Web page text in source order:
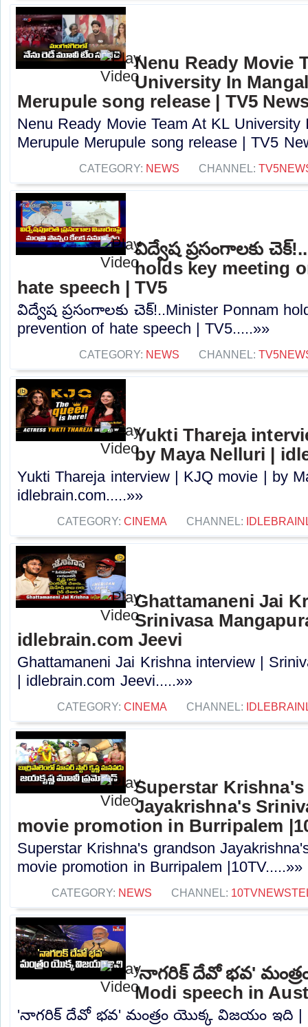
Nenu Ready Movie
University In
Merupule song release | TV5
Nenu Ready Movie Team At KL University
Merupule Merupule song release | TV5
CATEGORY: NEWS CHANNEL:
విద్వేష ప్రసంగాలకు
holds key meeting
hate speech | TV5
విద్వేష ప్రసంగాలకు చెక్!..Minister Ponnam
prevention of hate speech | TV5.....»»
CATEGORY: NEWS CHANNEL:
Yukti Thareja
by Maya Nelluri |
Yukti Thareja interview | KJQ movie | by
idlebrain.com.....»»
CATEGORY: CINEMA CHANNEL:
Ghattamaneni Jai
Srinivasa
idlebrain.com Jeevi
Ghattamaneni Jai Krishna interview |
| idlebrain.com Jeevi.....»»
CATEGORY: CINEMA CHANNEL:
Superstar
Jayakrishna's
movie promotion in Burripalem
Superstar Krishna's grandson
movie promotion in Burripalem |10TV.....»»
CATEGORY: NEWS CHANNEL:
'నాగరిక్ దేవో భవ'
Modi speech in
'నాగరిక్ దేవో భవ' మంత్రం యొక్క విజయం ఇది |